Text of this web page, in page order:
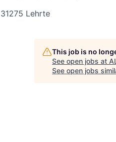
31275 Lehrte
This job is no
See open jobs at
See open jobs